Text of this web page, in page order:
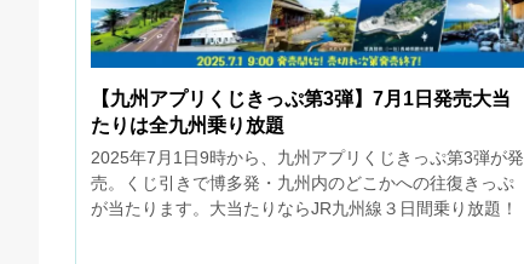
【九州アプリくじきっぷ第3弾】7月1日発売大当
たりは全九州乗り放題
2025年7月1日9時から、九州アプリくじきっぷ第3弾が発
売。くじ引きで博多発・九州内のどこかへの往復きっぷ
が当たります。大当たりならJR九州線３日間乗り放題！